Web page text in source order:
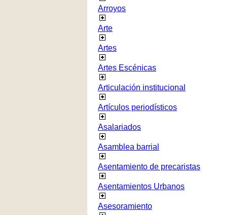
Arroyos
Arte
Artes
Artes Escénicas
Articulación institucional
Artículos periodísticos
Asalariados
Asamblea barrial
Asentamiento de precaristas
Asentamientos Urbanos
Asesoramiento